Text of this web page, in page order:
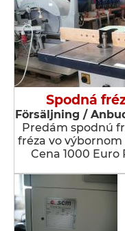
Spodná
Försäljning /
Predám spodnú
fréza vo
Cena 1000